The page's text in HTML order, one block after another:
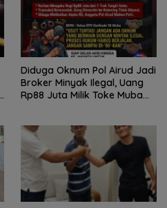
Diduga Oknum Pol Airud Jadi
Broker Minyak Ilegal, Uang
Rp88 Juta Milik Toke Muba